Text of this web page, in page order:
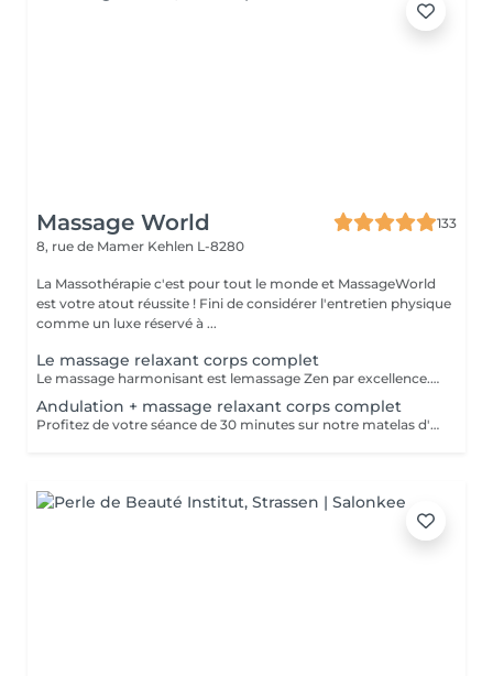
Massage World
133
8, rue de Mamer Kehlen L-8280
La Massothérapie c'est pour tout le monde et MassageWorld
est votre atout réussite ! Fini de considérer l'entretien physique
comme un luxe réservé à ...
Le massage relaxant corps complet
Le massage harmonisant est lemassage Zen par excellence. Installez en vous, le calme, le bien-être, la détente corporelle et mentale. Entrez dans une nouvelle dimension, plus proche de vous, de votre corps et de votre esprit. Le massage harmonisant agit sur l'ensemble du corps, englobant les pieds, les jambes, le dos, le buste, les épaules, la nuque, le cuir chevelu et le visage. Nous rechercherons ensemble, l'unité et l'harmonie du corps et de l'esprit. Ce massage détente vous procurera une relaxation d'une rare profondeur.
Andulation + massage relaxant corps complet
Profitez de votre séance de 30 minutes sur notre matelas d'andulation pour une efficacité maximale de votre massage harmonisant. Propriétés du matelas d'andulation : stimulation du flux lymphatique, augmentation de la circulation sanguine, production énergétique cellulaire, activation des mécanismes de détente musculaire, refoulement des signaux douloureux.